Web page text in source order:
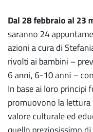
Dal 28 febbraio al 23
saranno 24
azioni a cura di
rivolti ai bambini –
6 anni, 6-10 anni –
In base ai loro principi
promuovono la
valore culturale ed